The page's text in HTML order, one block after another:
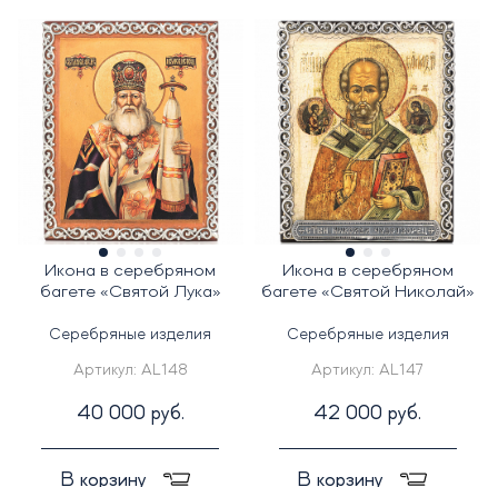
Икона в серебряном
багете «Святой Лука»
Серебряные изделия
Артикул: AL148
40 000 руб.
В корзину
Икона в серебряном
багете «Святой Николай»
Серебряные изделия
Артикул:AL147
42 000 руб.
В корзину